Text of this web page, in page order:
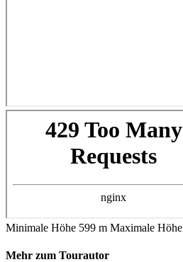
Minimale Höhe 599 m Maximale Höhe
Mehr zum Tourautor